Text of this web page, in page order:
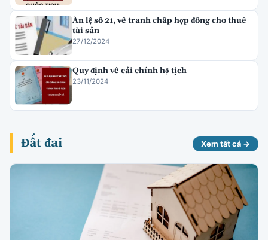
Án lệ số 21, về tranh chấp hợp đồng cho thuê
tài sản
27/12/2024
Quy định về cải chính hộ tịch
23/11/2024
Đất đai Xem tất cả →